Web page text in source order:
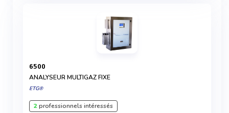
6500
ANALYSEUR MULTIGAZ FIXE
ETG®
2professionnels intéressés